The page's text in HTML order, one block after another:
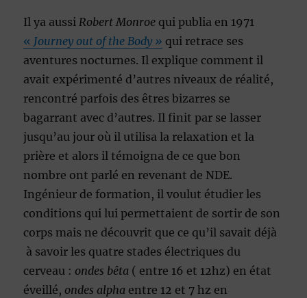
Il ya aussiRobert Monroe qui publia en 1971
« Journey out of the Body » qui retrace ses
aventures nocturnes. Il explique comment il
avait expérimenté d’autres niveaux de réalité,
rencontré parfois des êtres bizarres se
bagarrant avec d’autres. Il finit par se lasser
jusqu’au jour où il utilisa la relaxation et la
prière et alors il témoigna de ce que bon
nombre ont parlé en revenant de NDE.
Ingénieur de formation, il voulut étudier les
conditions qui lui permettaient de sortir de son
corps mais ne découvrit que ce qu’il savait déjà
à savoir les quatre stades électriques du
cerveau : ondes bêta ( entre 16 et 12hz) en état
éveillé, ondes alpha entre 12 et 7 hz en